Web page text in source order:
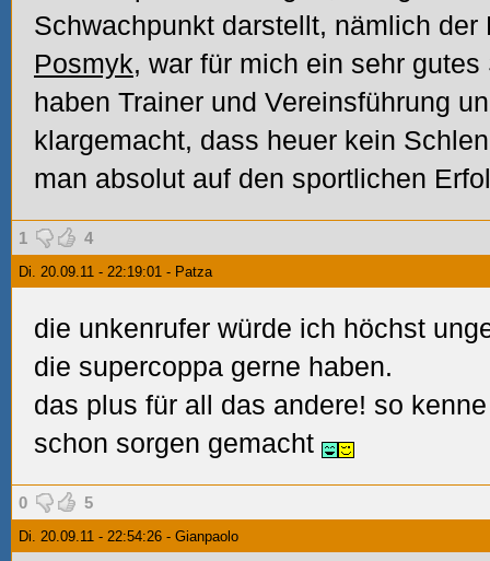
Schwachpunkt darstellt, nämlich der
Posmyk, war für mich ein sehr
haben Trainer und Vereinsführung
klargemacht, dass heuer kein
man absolut auf den sportlichen
1 4
Di. 20.09.11 - 22:19:01 - Patza
die unkenrufer würde ich höchst
die supercoppa gerne haben.
das plus für all das andere! so
schon sorgen gemacht
0 5
Di. 20.09.11 - 22:54:26 - Gianpaolo